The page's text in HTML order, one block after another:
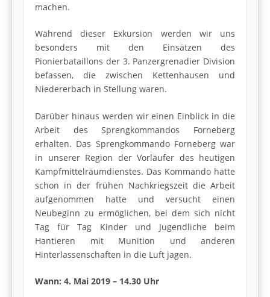
machen.
Während dieser Exkursion werden wir uns
besonders mit den Einsätzen des
Pionierbataillons der 3. Panzergrenadier Division
befassen, die zwischen Kettenhausen und
Niedererbach in Stellung waren.
Darüber hinaus werden wir einen Einblick in die
Arbeit des Sprengkommandos Forneberg
erhalten. Das Sprengkommando Forneberg war
in unserer Region der Vorläufer des heutigen
Kampfmittelräumdienstes. Das Kommando hatte
schon in der frühen Nachkriegszeit die Arbeit
aufgenommen hatte und versucht einen
Neubeginn zu ermöglichen, bei dem sich nicht
Tag für Tag Kinder und Jugendliche beim
Hantieren mit Munition und anderen
Hinterlassenschaften in die Luft jagen.
Wann: 4. Mai 2019 – 14.30 Uhr